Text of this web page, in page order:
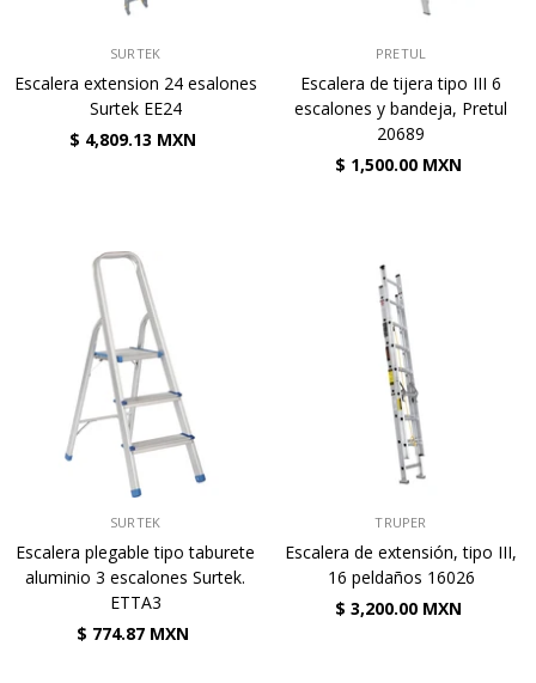
SURTEK
Escalera extension 24 esalones
Surtek EE24
$ 4,809.13 MXN
PRETUL
Escalera de tijera tipo III 6
escalones y bandeja, Pretul
20689
$ 1,500.00 MXN
SURTEK
Escalera plegable tipo taburete
aluminio 3 escalones Surtek.
ETTA3
$ 774.87 MXN
TRUPER
Escalera de extensión, tipo III,
16 peldaños 16026
$ 3,200.00 MXN